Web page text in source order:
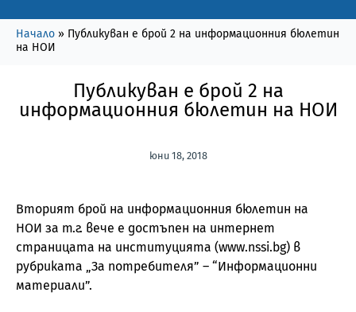
Начало » Публикуван е брой 2 на информационния бюлетин
на НОИ
Публикуван е брой 2 на
информационния бюлетин на НОИ
юни 18, 2018
Вторият брой на информационния бюлетин на
НОИ за т.г. вече е достъпен на интернет
страницата на институцията (www.nssi.bg) в
рубриката „За потребителя” – “Информационни
материали”.